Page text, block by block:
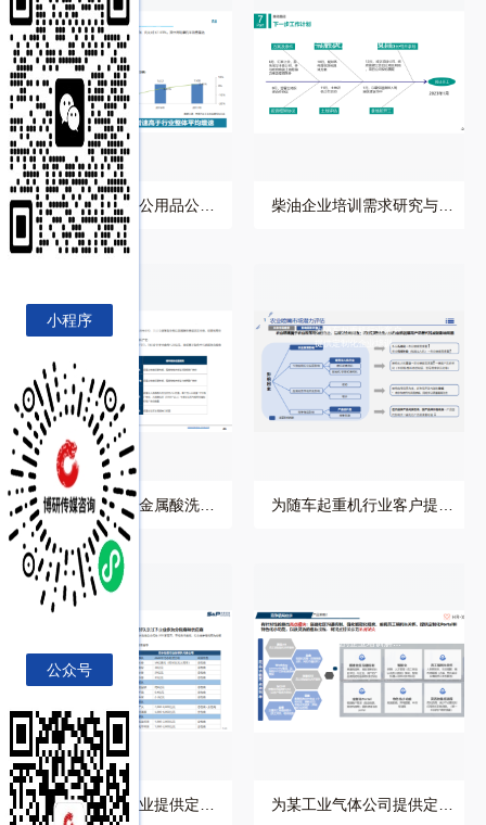
博研咨询为某办公用品
公司提供企业培训服务
项
博研咨询为某办公用品公司
提供企业培训服务项
与解决方案设计项目案
柴油企业培训需求研究与解
博研咨询公司为金属酸
洗行业提供专业培训服
博研咨询公司为金属酸洗行
业提供专业培训服务
为随车起重机行业客户
提供定制化企业培训服
为随车起重机行业客户提供
为制动器制造企业提供
为制动器制造企业提供定制
为某工业气体公司提供
定制化的企业培训解决
方
为某工业气体公司提供定制
小程序
公众号